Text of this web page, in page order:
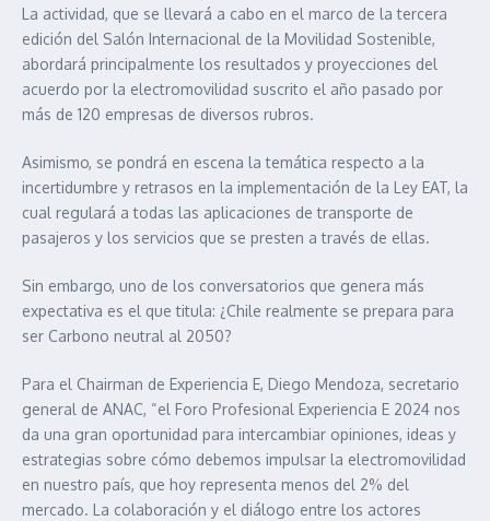
La actividad, que se llevará a cabo en el marco de la tercera
edición del Salón Internacional de la Movilidad Sostenible,
abordará principalmente los resultados y proyecciones del
acuerdo por la electromovilidad suscrito el año pasado por
más de 120 empresas de diversos rubros.
Asimismo, se pondrá en escena la temática respecto a la
incertidumbre y retrasos en la implementación de la Ley EAT, la
cual regulará a todas las aplicaciones de transporte de
pasajeros y los servicios que se presten a través de ellas.
Sin embargo, uno de los conversatorios que genera más
expectativa es el que titula: ¿Chile realmente se prepara para
ser Carbono neutral al 2050?
Para el Chairman de Experiencia E, Diego Mendoza, secretario
general de ANAC, “el Foro Profesional Experiencia E 2024 nos
da una gran oportunidad para intercambiar opiniones, ideas y
estrategias sobre cómo debemos impulsar la electromovilidad
en nuestro país, que hoy representa menos del 2% del
mercado. La colaboración y el diálogo entre los actores